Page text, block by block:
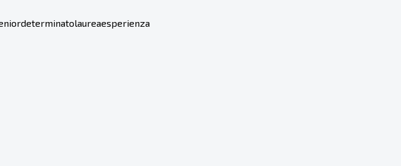
determinatolaureaesperienza